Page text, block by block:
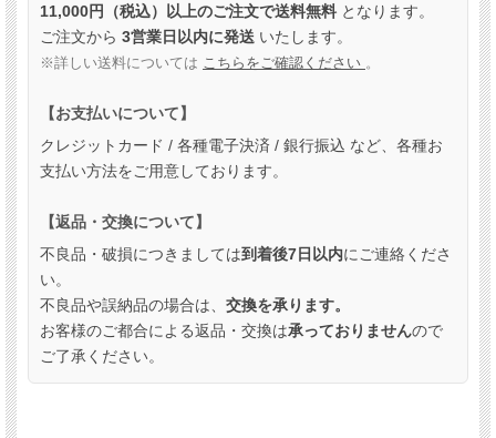
11,000円（税込）以上のご注文で送料無料 となります。
ご注文から 3営業日以内に発送 いたします。
※詳しい送料については こちらをご確認ください 。
【お支払いについて】
クレジットカード / 各種電子決済 / 銀行振込 など、各種お
支払い方法をご用意しております。
【返品・交換について】
不良品・破損につきましては到着後7日以内にご連絡くださ
い。
不良品や誤納品の場合は、 交換を承ります。
お客様のご都合による返品・交換は承っておりませんので
ご了承ください。